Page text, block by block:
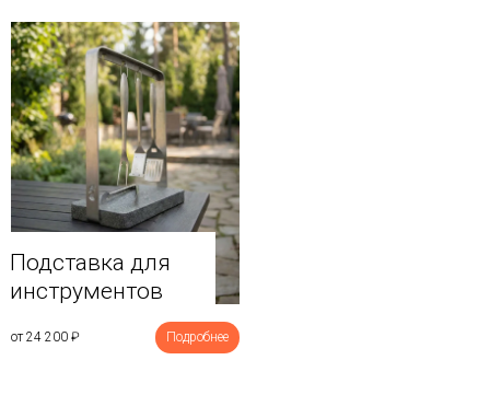
Подставка для
инструментов
от 24 200 ₽ Подробнее